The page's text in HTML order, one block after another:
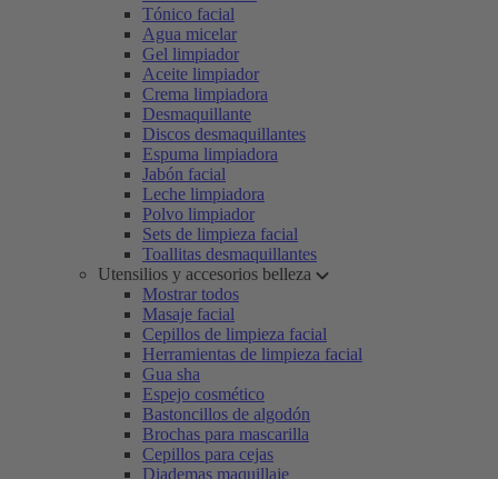
Tónico facial
Agua micelar
Gel limpiador
Aceite limpiador
Crema limpiadora
Desmaquillante
Discos desmaquillantes
Espuma limpiadora
Jabón facial
Leche limpiadora
Polvo limpiador
Sets de limpieza facial
Toallitas desmaquillantes
Utensilios y accesorios belleza
Mostrar todos
Masaje facial
Cepillos de limpieza facial
Herramientas de limpieza facial
Gua sha
Espejo cosmético
Bastoncillos de algodón
Brochas para mascarilla
Cepillos para cejas
Diademas maquillaje